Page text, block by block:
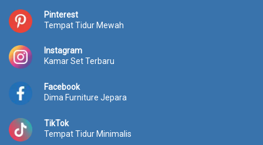
Pinterest
Tempat Tidur Mewah
Instagram
Kamar Set Terbaru
Facebook
Dima Furniture Jepara
TikTok
Tempat Tidur Minimalis